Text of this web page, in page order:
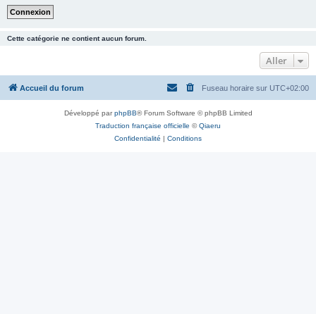
Cette catégorie ne contient aucun forum.
Aller
Accueil du forum Fuseau horaire sur UTC+02:00
Développé parphpBB® Forum Software © phpBB Limited
Traduction française officielle ©Qiaeru
Confidentialité | Conditions